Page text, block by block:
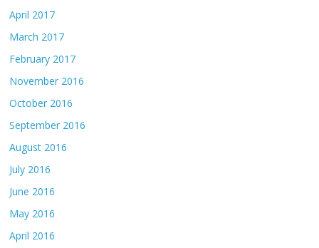
April 2017
March 2017
February 2017
November 2016
October 2016
September 2016
August 2016
July 2016
June 2016
May 2016
April 2016